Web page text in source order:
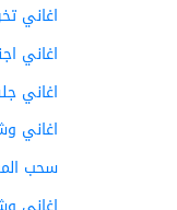
اغاني
اغاني
اغاني
اغاني
سحب